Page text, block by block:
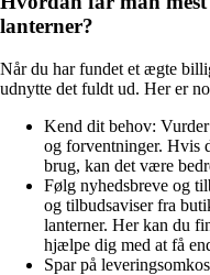
lanterner?
Når du har fundet et ægte
udnytte det fuldt ud. Her er
Kend dit behov:
og forventninger. Hvis
brug, kan det være
Følg nyhedsbreve og
og tilbudsaviser fra
lanterner. Her kan du
hjælpe dig med at få
Spar på